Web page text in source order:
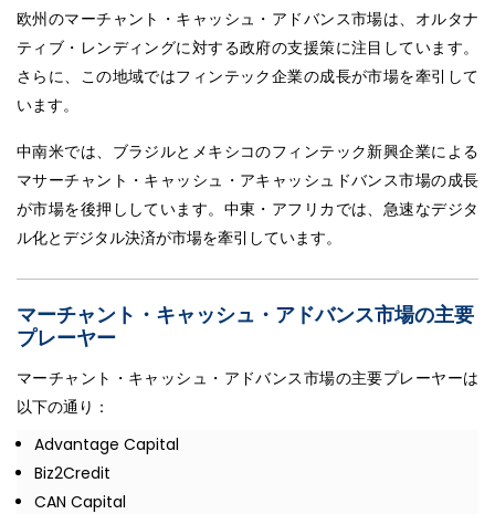
欧州のマーチャント・キャッシュ・アドバンス市場は、オルタナ
ティブ・レンディングに対する政府の支援策に注目しています。
さらに、この地域ではフィンテック企業の成長が市場を牽引して
います。
中南米では、ブラジルとメキシコのフィンテック新興企業による
マサーチャント・キャッシュ・アキャッシュドバンス市場の成長
が市場を後押ししています。中東・アフリカでは、急速なデジタ
ル化とデジタル決済が市場を牽引しています。
マーチャント・キャッシュ・アドバンス市場の主要
プレーヤー
マーチャント・キャッシュ・アドバンス市場の主要プレーヤーは
以下の通り：
Advantage Capital
Biz2Credit
CAN Capital